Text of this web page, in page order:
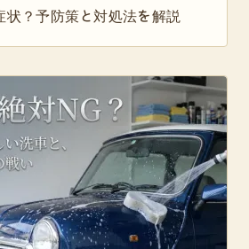
状？予防策と対処法を解説